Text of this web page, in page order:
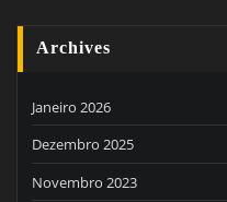
Archives
Janeiro 2026
Dezembro 2025
Novembro 2023